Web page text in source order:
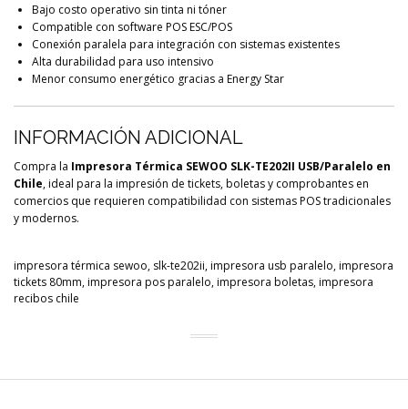
Bajo costo operativo sin tinta ni tóner
Compatible con software POS ESC/POS
Conexión paralela para integración con sistemas existentes
Alta durabilidad para uso intensivo
Menor consumo energético gracias a Energy Star
INFORMACIÓN ADICIONAL
Compra la Impresora Térmica SEWOO SLK-TE202II USB/Paralelo en
Chile, ideal para la impresión de tickets, boletas y comprobantes en
comercios que requieren compatibilidad con sistemas POS tradicionales
y modernos.
impresora térmica sewoo, slk-te202ii, impresora usb paralelo, impresora
tickets 80mm, impresora pos paralelo, impresora boletas, impresora
recibos chile